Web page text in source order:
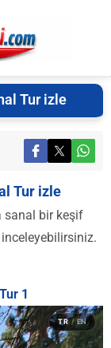
Tur izle
Tur izle
sanal bir keşif
1